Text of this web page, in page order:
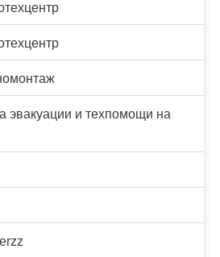
эвакуации и техпомощи на